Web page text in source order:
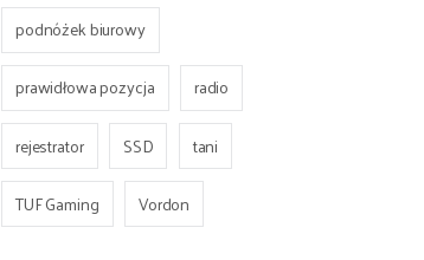
podnóżek biurowy
prawidłowa pozycja
radio
rejestrator
SSD
tani
TUF Gaming
Vordon